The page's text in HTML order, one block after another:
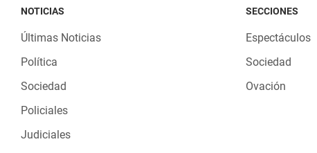
NOTICIAS
Últimas Noticias
Política
Sociedad
Policiales
Judiciales
SECCIONES
Espectáculos
Sociedad
Ovación